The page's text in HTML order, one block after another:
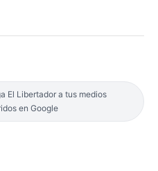
El Libertador a tus medios
en Google